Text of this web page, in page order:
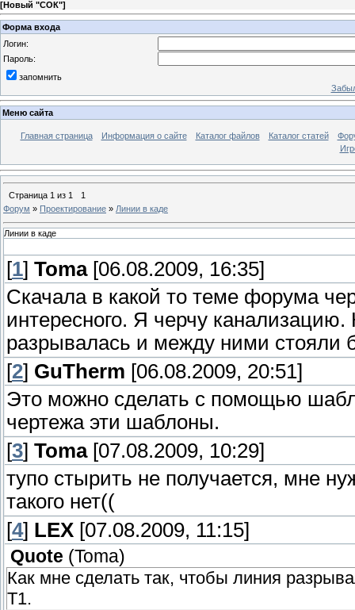
[Новый "СОК"]
Форма входа
Логин:
Пароль:
запомнить
Меню сайта
Главная страница Информация о сайте Каталог файлов Каталог статей
Страница 1 из 1
1
Форум » Проектирование » Линии в каде
Линии в каде
[1] Toma[06.08.2009, 16:35]
Скачала в какой то теме форума
интересного. Я черчу
разрывалась и между ними стояли
[2] GuTherm [06.08.2009, 20:51]
Это можно сделать с помощью
чертежа эти шаблоны.
[3] Toma[07.08.2009, 10:29]
тупо стырить не получается, мне
такого нет((
[4] LEX [07.08.2009, 11:15]
Quote (Toma)
Как мне сделать так, чтобы линия
Т1.